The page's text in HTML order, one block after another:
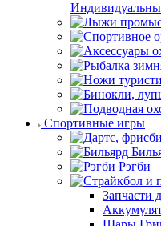
Спортивные игры
Рэгби
Запчасти